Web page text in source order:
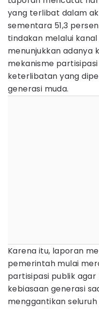
yang terlibat dalam
sementara 51,3
tindakan melalui
menunjukkan adanya
mekanisme
keterlibatan yang
generasi muda.
Karena itu, laporan
pemerintah mulai
partisipasi publik
kebiasaan generasi
menggantikan